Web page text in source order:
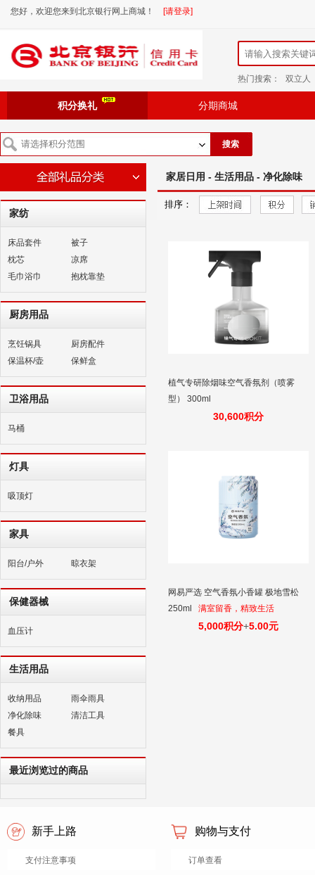
您好，欢迎您来到北京银行网上商城！ [请登录]
热门搜索： 双立人
积分换礼 分期商城
搜索
家纺
床品套件
被子
枕芯
凉席
毛巾浴巾
抱枕靠垫
厨房用品
烹饪锅具
厨房配件
保温杯/壶
保鲜盒
卫浴用品
马桶
灯具
吸顶灯
家具
阳台/户外 晾衣架
保健器械
血压计
生活用品
收纳用品
雨伞雨具
净化除味
清洁工具
餐具
最近浏览过的商品
家居日用 - 生活用品 - 净化除味
排序：
植气专研除烟味空气香氛剂（喷雾
型） 300ml
30,600积分
网易严选 空气香氛小香罐 极地雪松
250ml
满室留香，精致生活
5,000积分+5.00元
新手上路
支付注意事项
购物与支付
订单查看